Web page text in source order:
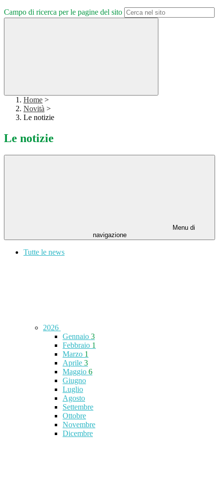
Campo di ricerca per le pagine del sito
Home >
Novità >
Le notizie
Le notizie
Menu di
navigazione
Tutte le news
2026
Gennaio 3
Febbraio 1
Marzo 1
Aprile 3
Maggio 6
Giugno
Luglio
Agosto
Settembre
Ottobre
Novembre
Dicembre